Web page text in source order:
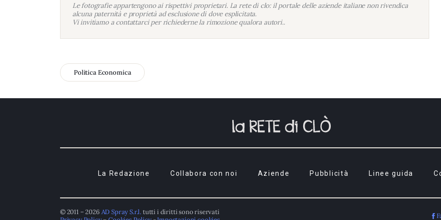
Le fotografie appartengono ai rispettivi proprietari. La rete di clo: il portale delle aziende italiane non rivendica
alcuna paternità e proprietà ad esclusione di dove esplicitata.
Vi invitiamo a contattarci per richiederne la rimozione qualora autori..
Politica Economica
La Redazione Collabora con noi Aziende Pubblicità Linee guida
© 2011 – 2026 AD Spray S.r.l.tutti i diritti sono riservati